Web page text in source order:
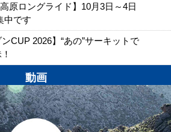
高原ロングライド】10月3日～4日
中です
ンCUP 2026】“あの”サーキットで
動画